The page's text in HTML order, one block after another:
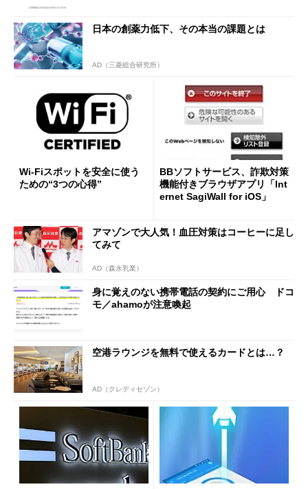
日本の創薬力低下、その本当の課題とは
AD（三菱総合研究所）
Wi-Fiスポットを安全に使う
ための“3つの心得”
BBソフトサービス、詐欺対策
機能付きブラウザアプリ「Int
ernet SagiWall for iOS」
アマゾンで大人気！血圧対策はコーヒーに足し
てみて
AD（森永乳業）
身に覚えのない携帯電話の契約にご用心 ドコ
モ／ahamoが注意喚起
空港ラウンジを無料で使えるカードとは…？
AD（クレディセゾン）